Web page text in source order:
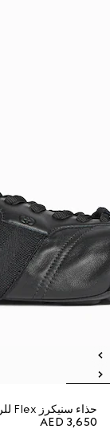
حذاء سنيكرز Flex للرجال
AED 3,650